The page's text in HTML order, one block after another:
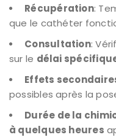
Récupération:
que le cathéter
Consultation:
sur le délai
Effets
possibles après la
Durée de la
à quelques heures